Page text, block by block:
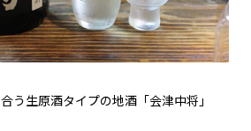
う生原酒タイプの地酒「会津中将」